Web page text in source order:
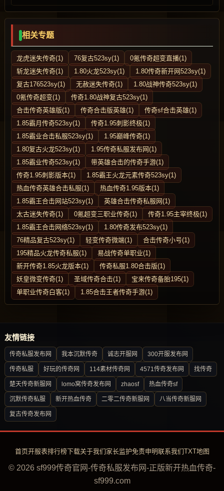
相关专题
龙虎迷失传奇(1) 76复古523sy(1)
0氪传奇超变直播(1)
斩龙迷失传奇(1)
1.80火龙523sy(1)
1.80传奇新开网523sy(1)
复古176523sy(1)
无赦迷失传奇(1)
1.80战神传奇523sy(1)
0氪传奇超变(1)
传奇1.80战神复古523sy(1)
合击传奇英雄版(1)
传奇合击版英雄(1)
传奇sf合击英雄(1)
1.85霸月传奇523sy(1)
传奇1.95刺影终极(1)
1.85霸业合击私服523sy(1)
1.95巅峰传奇(1)
1.80复古火龙523sy(1)
1.95传奇私服发布网(1)
1.85霸业传奇523sy(1)
带英雄合击的传奇手游(1)
传奇1.95刺影版本(1)
1.85霸王火龙元素传奇523sy(1)
热血传奇英雄合击私服(1)
热血传奇1.95版本(1)
1.85霸王合击网站523sy(1)
英雄合击传奇私服网(1)
太古迷失传奇(1)
0氪超变三职业传奇(1)
传奇1.95主宰终极(1)
1.85霸王合击网络523sy(1)
1.80传奇发布523sy(1)
76精品复古523sy(1)
轻变传奇微端(1)
合击传奇小号(1)
195精品火龙传奇私服(1)
易战传奇单职业(1)
新开传奇1.85火龙版本(1)
传奇私服1.80合击版(1)
妖皇微变传奇(1)
圣域传奇合击(1)
宝来传奇备胎195(1)
单职业传奇白客(1)
1.85合击王者传奇手游(1)
友情链接
传奇私服发布网 我本沉默传奇 诚志开服网 300开服发布网
传奇私服 好玩的传奇网 114素材传奇网 4571传奇发布网 找传奇
楚天传奇新服网 lomo窝传奇发布网 zhaosf 热血传奇sf
沉默传奇私服 新开热血传奇 二零二传奇新服网 八当传奇新服网
复古传奇发布网
首页开服表排行榜下载关于我们 家长监护免责申明联系我们TXT地图
© 2026 sf999传奇官网-传奇私服发布网-正版新开热血传奇-
sf999.com